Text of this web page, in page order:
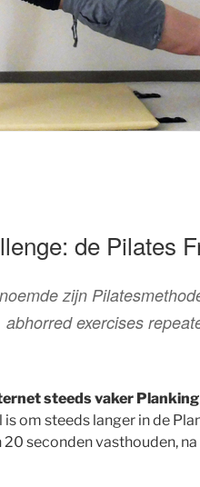
de Pilates
zijn
exercises
steeds vaker
om steeds langer in de
seconden vasthouden,